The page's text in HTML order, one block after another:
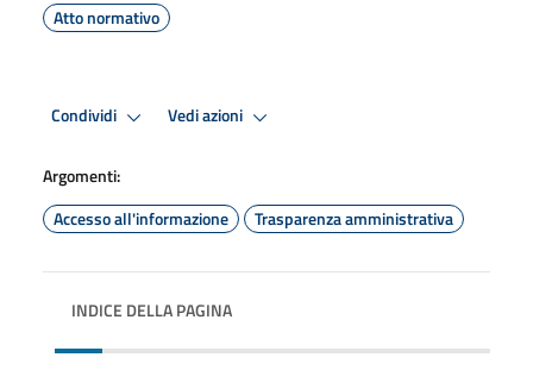
Atto normativo
Condividi Vedi azioni
Argomenti:
Accesso all'informazione
Trasparenza amministrativa
INDICE DELLA PAGINA